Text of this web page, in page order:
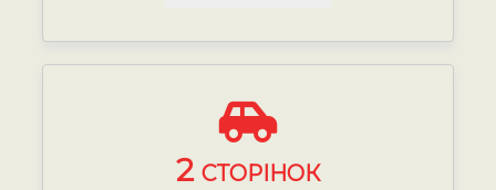
2 СТОРІНОК